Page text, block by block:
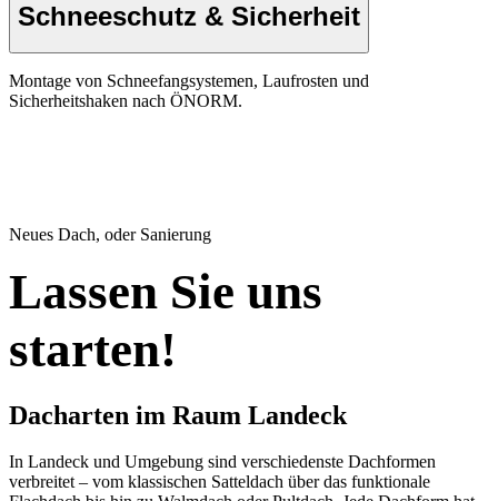
Schneeschutz & Sicherheit
Montage von Schneefangsystemen, Laufrosten und
Sicherheitshaken nach ÖNORM.
Neues Dach, oder Sanierung
Lassen Sie uns
starten!
Dacharten im Raum Landeck
In Landeck und Umgebung sind verschiedenste Dachformen
verbreitet – vom klassischen Satteldach über das funktionale